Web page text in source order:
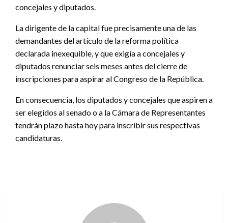
concejales y diputados.
La dirigente de la capital fue precisamente una de las
demandantes del artículo de la reforma política
declarada inexequible, y que exigía a concejales y
diputados renunciar seis meses antes del cierre de
inscripciones para aspirar al Congreso de la República.
En consecuencia, los diputados y concejales que aspiren a
ser elegidos al senado o a la Cámara de Representantes
tendrán plazo hasta hoy para inscribir sus respectivas
candidaturas.